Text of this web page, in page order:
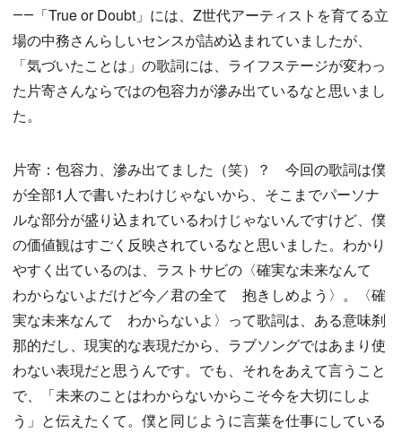
――「True or Doubt」には、Z世代アーティストを育てる立
場の中務さんらしいセンスが詰め込まれていましたが、
「気づいたことは」の歌詞には、ライフステージが変わっ
た片寄さんならではの包容力が滲み出ているなと思いまし
た。
片寄：包容力、滲み出てました（笑）？ 今回の歌詞は僕
が全部1人で書いたわけじゃないから、そこまでパーソナ
ルな部分が盛り込まれているわけじゃないんですけど、僕
の価値観はすごく反映されているなと思いました。わかり
やすく出ているのは、ラストサビの〈確実な未来なんて
わからないよだけど今／君の全て 抱きしめよう〉。〈確
実な未来なんて わからないよ〉って歌詞は、ある意味刹
那的だし、現実的な表現だから、ラブソングではあまり使
わない表現だと思うんです。でも、それをあえて言うこと
で、「未来のことはわからないからこそ今を大切にしよ
う」と伝えたくて。僕と同じように言葉を仕事にしている